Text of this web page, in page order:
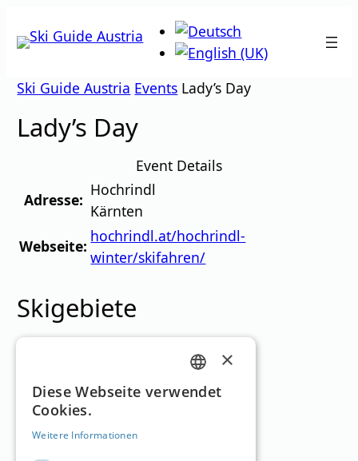
Inhalt
Ski Guide Austria Events Lady’s Day
Lady’s Day
Event Details
Adresse:
Hochrindl
Kärnten
Webseite:
hochrindl.at/hochrindl-
winter/skifahren/
Skigebiete
Hochrindl
Kärnten1.540
GERMAN
×
Diese Webseite verwendet
Cookies.
Weitere Informationen